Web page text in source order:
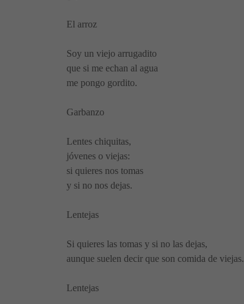
El arroz
Soy un viejo arrugadito
que si me echan al agua
me pongo gordito.
Garbanzo
Lentes chiquitas,
jóvenes o viejas:
si quieres nos tomas
y si no nos dejas.
Lentejas
Si quieres las tomas y si no las dejas,
aunque suelen decir que son comida de viejas.
Lentejas